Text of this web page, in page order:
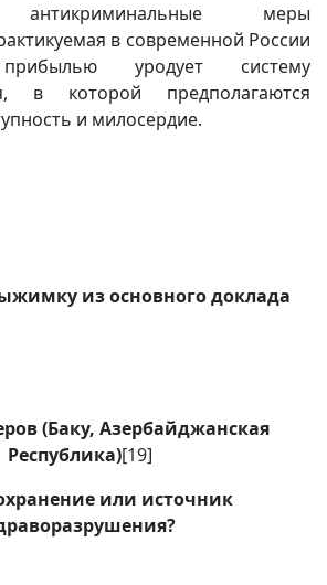
антикриминальные меры
в современной России
уродует систему
в которой предполагаются
и милосердие.
из основного доклада
(Баку, Азербайджанская
Республика)[19]
или источник